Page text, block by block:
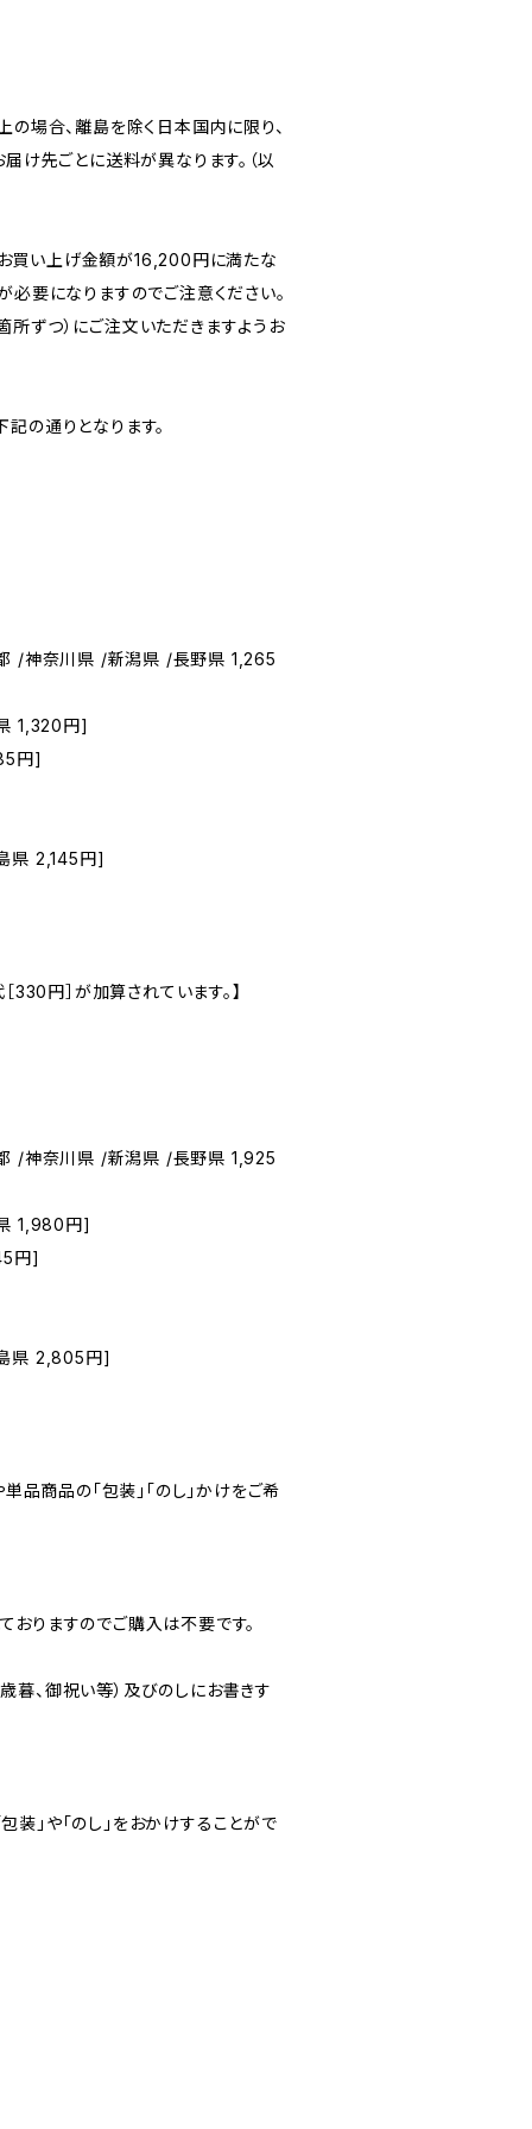
場合、離島を除く日本国内に限り、
け先ごとに送料が異なります。（以
買い上げ金額が16,200円に満たな
要になりますのでご注意ください。
所ずつ）にご注文いただきますようお
の通りとなります。
/神奈川県 /新潟県 /長野県 1,265
1,320円]
円]
県 2,145円]
330円］が加算されています。】
/神奈川県 /新潟県 /長野県 1,925
1,980円]
円]
県 2,805円]
商品の「包装」「のし」かけをご希
おりますのでご購入は不要です。
暮、御祝い等）及びのしにお書きす
装」や「のし」をおかけすることがで